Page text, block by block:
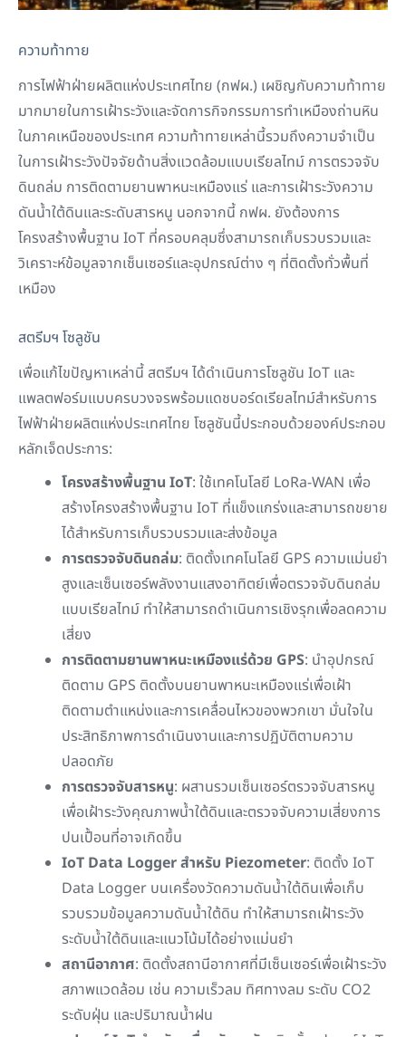
ความท้าทาย
การไฟฟ้าฝ่ายผลิตแห่งประเทศไทย (กฟผ.) เผชิญกับความท้าทาย
มากมายในการเฝ้าระวังและจัดการกิจกรรมการทำเหมืองถ่านหิน
ในภาคเหนือของประเทศ ความท้าทายเหล่านี้รวมถึงความจำเป็น
ในการเฝ้าระวังปัจจัยด้านสิ่งแวดล้อมแบบเรียลไทม์ การตรวจจับ
ดินถล่ม การติดตามยานพาหนะเหมืองแร่ และการเฝ้าระวังความ
ดันน้ำใต้ดินและระดับสารหนู นอกจากนี้ กฟผ. ยังต้องการ
โครงสร้างพื้นฐาน IoT ที่ครอบคลุมซึ่งสามารถเก็บรวบรวมและ
วิเคราะห์ข้อมูลจากเซ็นเซอร์และอุปกรณ์ต่าง ๆ ที่ติดตั้งทั่วพื้นที่
เหมือง
สตรีมฯ โซลูชัน
เพื่อแก้ไขปัญหาเหล่านี้ สตรีมฯ ได้ดำเนินการโซลูชัน IoT และ
แพลตฟอร์มแบบครบวงจรพร้อมแดชบอร์ดเรียลไทม์สำหรับการ
ไฟฟ้าฝ่ายผลิตแห่งประเทศไทย โซลูชันนี้ประกอบด้วยองค์ประกอบ
หลักเจ็ดประการ:
โครงสร้างพื้นฐาน IoT: ใช้เทคโนโลยี LoRa-WAN เพื่อ
สร้างโครงสร้างพื้นฐาน IoT ที่แข็งแกร่งและสามารถขยาย
ได้สำหรับการเก็บรวบรวมและส่งข้อมูล
การตรวจจับดินถล่ม: ติดตั้งเทคโนโลยี GPS ความแม่นยำ
สูงและเซ็นเซอร์พลังงานแสงอาทิตย์เพื่อตรวจจับดินถล่ม
แบบเรียลไทม์ ทำให้สามารถดำเนินการเชิงรุกเพื่อลดความ
เสี่ยง
การติดตามยานพาหนะเหมืองแร่ด้วย GPS: นำอุปกรณ์
ติดตาม GPS ติดตั้งบนยานพาหนะเหมืองแร่เพื่อเฝ้า
ติดตามตำแหน่งและการเคลื่อนไหวของพวกเขา มั่นใจใน
ประสิทธิภาพการดำเนินงานและการปฏิบัติตามความ
ปลอดภัย
การตรวจจับสารหนู: ผสานรวมเซ็นเซอร์ตรวจจับสารหนู
เพื่อเฝ้าระวังคุณภาพน้ำใต้ดินและตรวจจับความเสี่ยงการ
ปนเปื้อนที่อาจเกิดขึ้น
IoT Data Logger สำหรับ Piezometer: ติดตั้ง IoT
Data Logger บนเครื่องวัดความดันน้ำใต้ดินเพื่อเก็บ
รวบรวมข้อมูลความดันน้ำใต้ดิน ทำให้สามารถเฝ้าระวัง
ระดับน้ำใต้ดินและแนวโน้มได้อย่างแม่นยำ
สถานีอากาศ: ติดตั้งสถานีอากาศที่มีเซ็นเซอร์เพื่อเฝ้าระวัง
สภาพแวดล้อม เช่น ความเร็วลม ทิศทางลม ระดับ CO2
ระดับฝุ่น และปริมาณน้ำฝน